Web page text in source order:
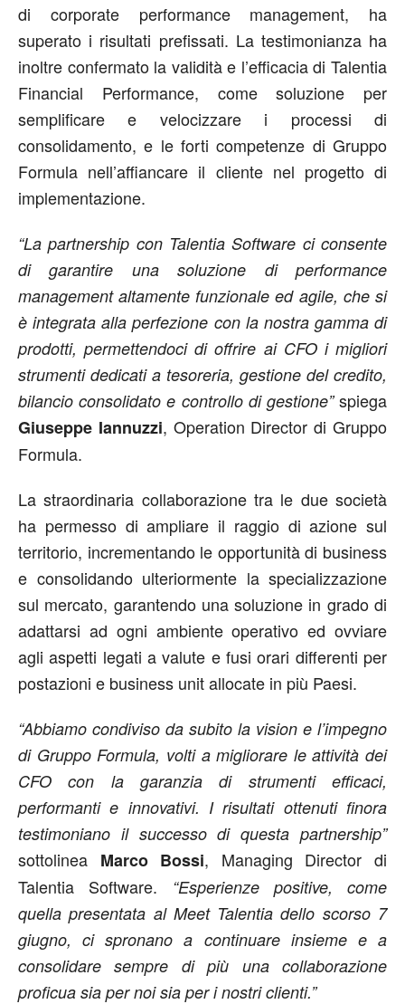
di corporate performance management, ha
superato i risultati prefissati. La testimonianza ha
inoltre confermato la validità e l’efficacia di Talentia
Financial Performance, come soluzione per
semplificare e velocizzare i processi di
consolidamento, e le forti competenze di Gruppo
Formula nell’affiancare il cliente nel progetto di
implementazione.
“La partnership con Talentia Software ci consente
di garantire una soluzione di performance
management altamente funzionale ed agile, che si
è integrata alla perfezione con la nostra gamma di
prodotti, permettendoci di offrire ai CFO i migliori
strumenti dedicati a tesoreria, gestione del credito,
bilancio consolidato e controllo di gestione”spiega
Giuseppe Iannuzzi, Operation Director di Gruppo
Formula.
La straordinaria collaborazione tra le due società
ha permesso di ampliare il raggio di azione sul
territorio, incrementando le opportunità di business
e consolidando ulteriormente la specializzazione
sul mercato, garantendo una soluzione in grado di
adattarsi ad ogni ambiente operativo ed ovviare
agli aspetti legati a valute e fusi orari differenti per
postazioni e business unit allocate in più Paesi.
“Abbiamo condiviso da subito la vision e l’impegno
di Gruppo Formula, volti a migliorare le attività dei
CFO con la garanzia di strumenti efficaci,
performanti e innovativi. I risultati ottenuti finora
testimoniano il successo di questa partnership”
sottolinea Marco Bossi, Managing Director di
Talentia Software. “Esperienze positive, come
quella presentata al Meet Talentia dello scorso 7
giugno, ci spronano a continuare insieme e a
consolidare sempre di più una collaborazione
proficua sia per noi sia per i nostri clienti.”